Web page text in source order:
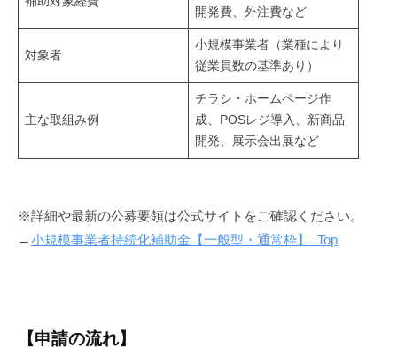
ン
サ
ル
ン
を
っ
開発費、外注費など
対象者
小規模事業者（業種により
従業員数の基準あり）
主な取組み例
チラシ・ホームページ作
成、POSレジ導入、新商品
開発、展示会出展など
※詳細や最新の公募要領は公式サイトをご確認ください。
→小規模事業者持続化補助金【一般型・通常枠】 Top
【申請の流れ】